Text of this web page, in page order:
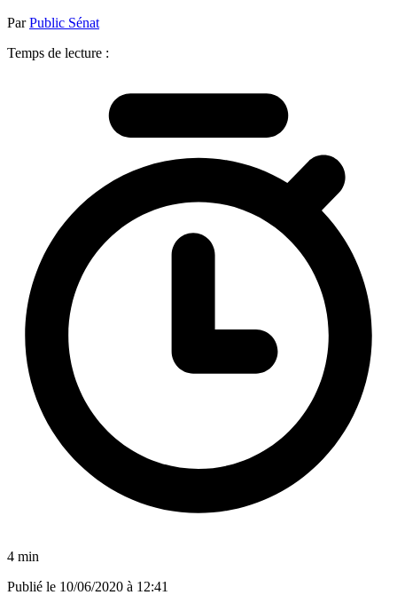
ParPublic Sénat
Temps de lecture :
4 min
Publié le 10/06/2020 à 12:41